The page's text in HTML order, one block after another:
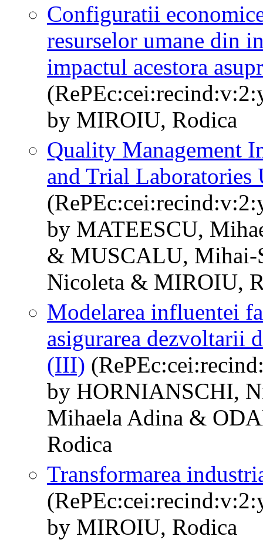
Configuratii
resurselor umane din
impactul acestora
by MIROIU, Rodica
Quality Management
and Trial Laboratories
by MATEESCU,
& MUSCALU, Mihai-
Nicoleta & MIROIU,
Modelarea influentei
asigurarea dezvoltarii
(III)
by HORNIANSCHI,
Mihaela Adina &
Rodica
Transformarea
by MIROIU, Rodica